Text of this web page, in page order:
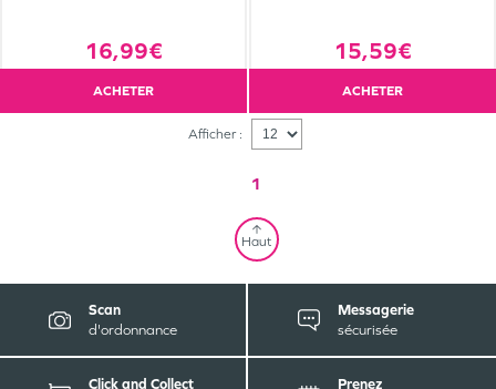
16,99€
ACHETER
15,59€
ACHETER
Afficher :
1
Haut
Scan
d'ordonnance
Messagerie
sécurisée
Click and Collect
Prenez